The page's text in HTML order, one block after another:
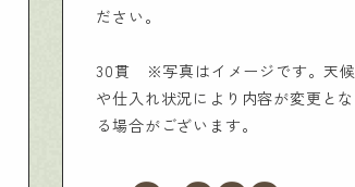
ださい。
30貫 ※写真はイメージです。天候
や仕入れ状況により内容が変更とな
る場合がございます。